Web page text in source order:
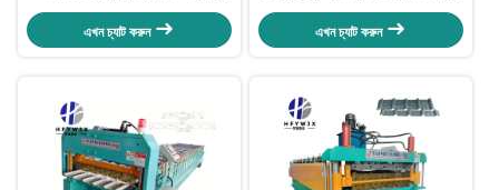
০.৩-০.৮মিমি পুরুত্বের জন্য পিএলসি কন্ট্রোল
সিস্টেম সহ সি৮ ট্র্যাপিজয়েডাল রোল ফর্মিং মেশিন
এখন চ্যাট করুন
কন্ট্রোল সিস্টেম রোল ফর্মিং মেশিন 40M / মিনিট
ফর্মিং গতির সাথে ট্র্যাপেজয়েডাল ছাদ শীট জন্য
এখন চ্যাট করুন